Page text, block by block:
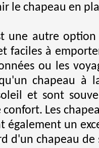
le chapeau en
une autre
faciles à
ou les
chapeau à
et sont
Les
également un
d'un chapeau